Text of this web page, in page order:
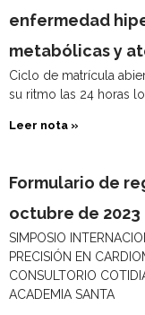
enfermedad
metabólicas y
Ciclo de matrícula
su ritmo las 24 horas
Leer nota »
Formulario de
octubre de 2023
SIMPOSIO
PRECISIÓN EN
CONSULTORIO
ACADEMIA SANTA